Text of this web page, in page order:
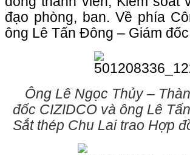
đạo phòng, ban. Về phía
ông Lê Tấn Đông – Giám
Ông Lê Ngọc Thủy –
đốc CIZIDCO và ông Lê
Sắt thép Chu Laitrao Hợp